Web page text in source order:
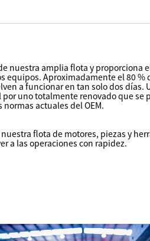
nuestra amplia flota y proporciona
equipos. Aproximadamente el 80 %
a funcionar en tan solo dos días.
uno totalmente renovado que se
actuales del OEM.
flota de motores, piezas y
a las operaciones con rapidez.